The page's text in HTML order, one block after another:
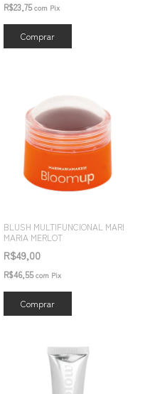
R$23,75com Pix
Comprar
BLUSH MULTIFUNCIONAL MARI
MARIA MERLOT
R$49,00
R$46,55com Pix